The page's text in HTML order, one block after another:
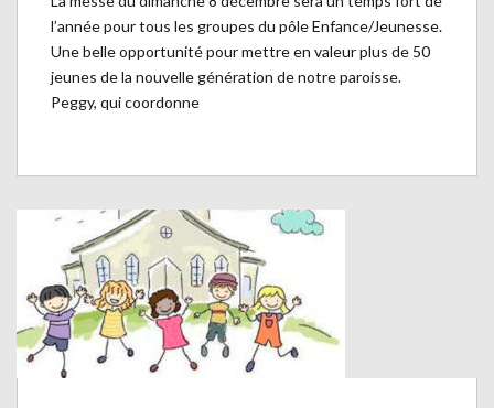
l’année pour tous les groupes du pôle Enfance/Jeunesse.
Une belle opportunité pour mettre en valeur plus de 50
jeunes de la nouvelle génération de notre paroisse.
Peggy, qui coordonne